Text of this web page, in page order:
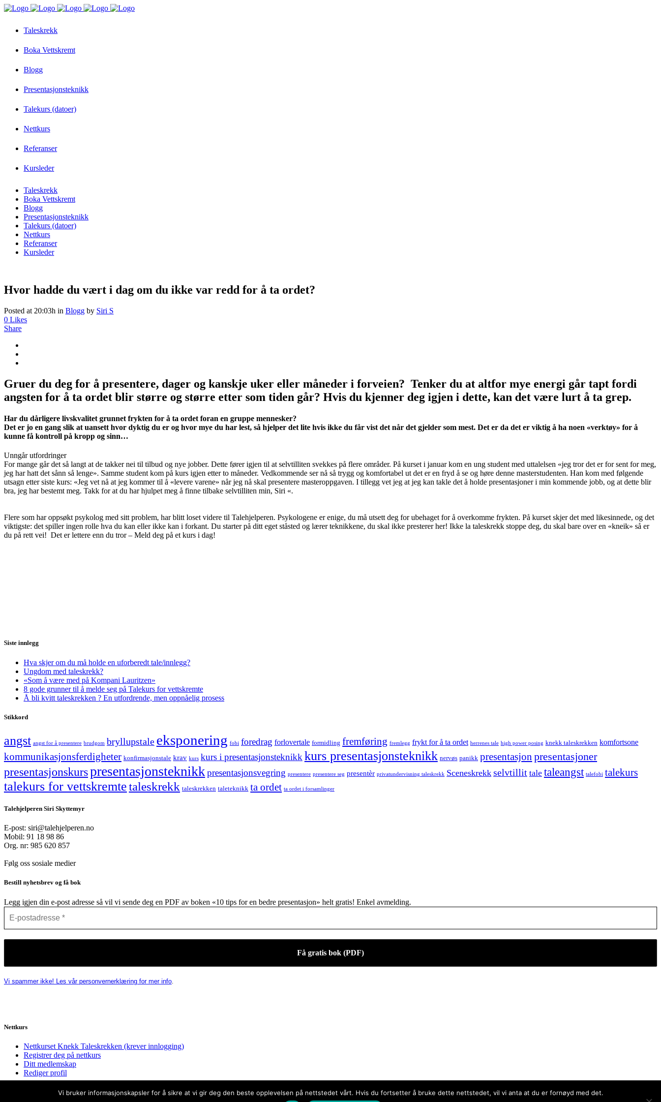
Taleskrekk
Boka Vettskremt
Blogg
Presentasjonsteknikk
Talekurs (datoer)
Nettkurs
Referanser
Kursleder
Taleskrekk
Boka Vettskremt
Blogg
Presentasjonsteknikk
Talekurs (datoer)
Nettkurs
Referanser
Kursleder
Hvor hadde du vært i dag om du ikke var redd for å ta ordet?
Posted at 20:03h in Blogg by Siri S
0 Likes
Share
Gruer du deg for å presentere, dager og kanskje uker eller måneder i forveien? Tenker du at altfor mye energi går tapt fordi
angsten for å ta ordet blir større og større etter som tiden går? Hvis du kjenner deg igjen i dette, kan det være lurt å ta grep.
Har du dårligere livskvalitet grunnet frykten for å ta ordet foran en gruppe mennesker?
Det er jo en gang slik at uansett hvor dyktig du er og hvor mye du har lest, så hjelper det lite hvis ikke du får vist det når det gjelder som mest. Det er da det er viktig å ha noen «verktøy» for å
kunne få kontroll på kropp og sinn…
Unngår utfordringer
For mange går det så langt at de takker nei til tilbud og nye jobber. Dette fører igjen til at selvtilliten svekkes på flere områder. På kurset i januar kom en ung student med uttalelsen «jeg tror det er for sent for meg,
jeg har hatt det sånn så lenge». Samme student kom på kurs igjen etter to måneder. Vedkommende ser nå så trygg og komfortabel ut det er en fryd å se og høre denne masterstudenten. Han kom med følgende
utsagn etter siste kurs: «Jeg vet nå at jeg kommer til å «levere varene» når jeg nå skal presentere masteroppgaven. I tillegg vet jeg at jeg kan takle det å holde presentasjoner i min kommende jobb, og at dette blir
bra, jeg har bestemt meg. Takk for at du har hjulpet meg å finne tilbake selvtilliten min, Siri «.
Flere som har oppsøkt psykolog med sitt problem, har blitt loset videre til Talehjelperen. Psykologene er enige, du må utsett deg for ubehaget for å overkomme frykten. På kurset skjer det med likesinnede, og det
viktigste: det spiller ingen rolle hva du kan eller ikke kan i forkant. Du starter på ditt eget ståsted og lærer teknikkene, du skal ikke presterer her! Ikke la taleskrekk stoppe deg, du skal bare over en «kneik» så er
du på rett vei! Det er lettere enn du tror – Meld deg på et kurs i dag!
Siste innlegg
Hva skjer om du må holde en uforberedt tale/innlegg?
Ungdom med taleskrekk?
«Som å være med på Kompani Lauritzen»
8 gode grunner til å melde seg på Talekurs for vettskremte
Å bli kvitt taleskrekken ? En utfordrende, men oppnåelig prosess
Stikkord
angst angst for å presentere brudgom bryllupstale eksponering fobi foredrag forlovertale formidling fremføring fremlegg frykt for å ta ordet herrenes tale high power posing knekk taleskrekken komfortsone
kommunikasjonsferdigheter konfirmasjonstale krav kurs kurs i presentasjonsteknikk kurs presentasjonsteknikk nervøs panikk presentasjon presentasjoner
presentasjonskurspresentasjonsteknikkpresentasjonsvegring presentere presentere seg presentèr privatundervisning taleskrekk Sceneskrekk selvtillit tale taleangst talefobi talekurs
talekurs for vettskremtetaleskrekk taleskrekken taleteknikk ta ordet ta ordet i forsamlinger
Talehjelperen Siri Skyttemyr
E-post: siri@talehjelperen.no
Mobil: 91 18 98 86
Org. nr: 985 620 857
Følg oss sosiale medier
Bestill nyhetsbrev og få bok
Legg igjen din e-post adresse så vil vi sende deg en PDF av boken «10 tips for en bedre presentasjon» helt gratis! Enkel avmelding.
Vi spammer ikke! Les vår personvernerklæring for mer info
Nettkurs
Nettkurset Knekk Taleskrekken (krever innlogging)
Registrer deg på nettkurs
Ditt medlemskap
Rediger profil
Vi bruker informasjonskapsler for å sikre at vi gir deg den beste opplevelsen på nettstedet vårt. Hvis du fortsetter å bruke dette nettstedet, vil vi anta at du er fornøyd med det.